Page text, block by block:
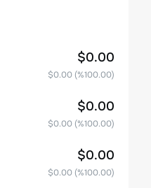
$0.00
$0.00(%100.00)
$0.00
$0.00(%100.00)
$0.00
$0.00(%100.00)